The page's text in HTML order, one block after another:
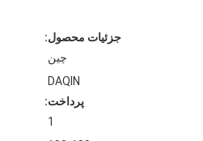
جزئیات محصول:
چین
DAQIN
پرداخت:
1